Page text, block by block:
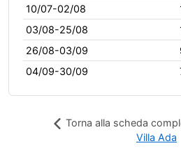
10/07-02/08
03/08-25/08
26/08-03/09
04/09-30/09
Torna alla scheda
Villa Ada